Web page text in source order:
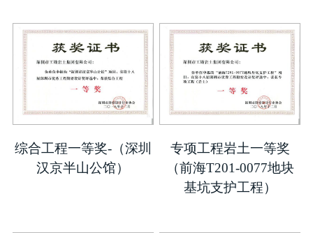
综合工程一等奖-（深圳
汉京半山公馆）
专项工程岩土一等奖
（前海T201-0077地块
基坑支护工程）